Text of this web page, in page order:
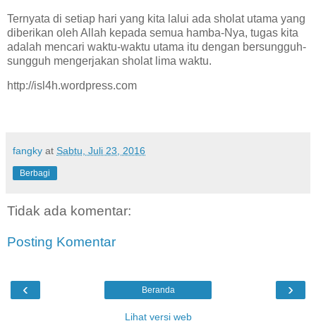
Ternyata di setiap hari yang kita lalui ada sholat utama yang
diberikan oleh Allah kepada semua hamba-Nya, tugas kita
adalah mencari waktu-waktu utama itu dengan bersungguh-
sungguh mengerjakan sholat lima waktu.
http://isl4h.wordpress.com
fangky at Sabtu, Juli 23, 2016
Berbagi
Tidak ada komentar:
Posting Komentar
‹ ›
Beranda
Lihat versi web